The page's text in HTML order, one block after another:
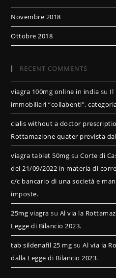
Novembre 2018
Ottobre 2018
RECENT COMMENTS
viagra 100mg online in india su Il
immobiliari “collabenti”,
cialis without a doctor
Rottamazione quater prevista
viagra tablet 50mg suCorte di
del 21/09/2022 in materia di
c/c bancario di una società e
imposte.
25mg viagra su Al via la
Legge di Bilancio 2023.
tab sildenafil 25 mg suAl via la
dalla Legge di Bilancio 2023.